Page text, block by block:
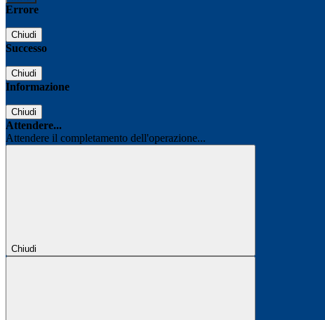
Errore
Chiudi
Successo
Chiudi
Informazione
Chiudi
Attendere...
Attendere il completamento dell'operazione...
Chiudi